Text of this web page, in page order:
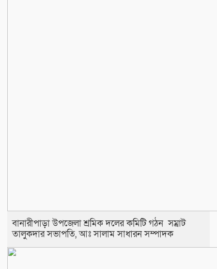
বানারীপাড়া উপজেলা শ্রমিক দলের কমিটি গঠন সম্রাট
তালুকদার সভাপতি, আঃ সালাম সাধারন সম্পাদক